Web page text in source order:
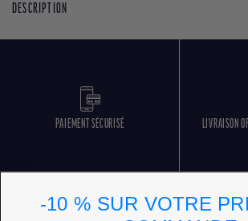
DESCRIPTION
PAIEMENT SÉCURISÉ LIVRAISON
-10 % SUR VOTRE